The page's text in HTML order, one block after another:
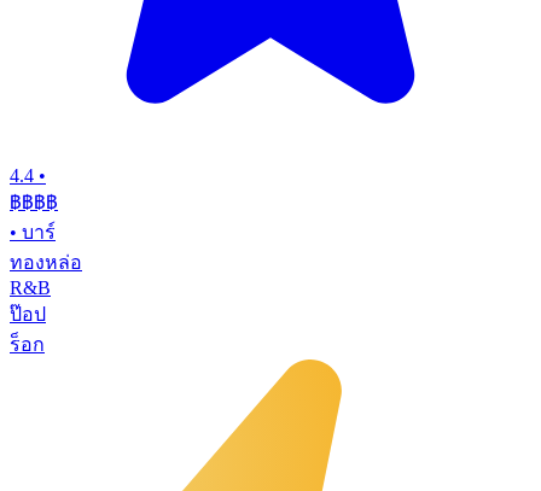
4.4 •
฿฿฿฿
• บาร์
ทองหล่อ
R&B
ป๊อป
ร็อก